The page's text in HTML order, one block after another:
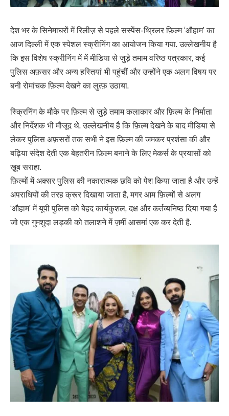
देश भर के सिनेमाघरों में रिलीज़ से पहले सस्पेंस-थ्रिलर फ़िल्म ‘औहाम’ का
आज दिल्ली में एक स्पेशल स्क्रीनिंग का आयोजन किया गया. उल्लेखनीय है
कि इस विशेष स्क्रीनिंग में में मीडिया से जुड़े तमाम वरिष्ठ पत्रकार, कई
पुलिस अफ़सर और अन्य हस्तियां भी पहुंचीं और उन्होंने एक अलग विषय पर
बनी रोमांचक फ़िल्म देखने का लुत्फ़ उठाया.
स्क्रिनिंग के मौके पर फ़िल्म से जुड़े तमाम कलाकार और फ़िल्म के निर्माता
और निर्देशक भी मौजूद थे. उल्लेखनीय है कि फ़िल्म देखने के बाद मीडिया से
लेकर पुलिस अफ़सरों तक सभी ने इस फ़िल्म की जमकर प्रशंसा की और
बढ़िया संदेश देती एक बेहतरीन फ़िल्म बनाने के लिए मेकर्स के प्रयासों को
ख़ूब सराहा.
फ़िल्मों में अक्सर पुलिस की नकारात्मक छवि को पेश किया जाता है और उन्हें
अपराधियों की तरह क्रूर दिखाया जाता है, मगर आम फ़िल्मों से अलग
‘औहाम’ में यूपी पुलिस को बेहद कार्यकुशल, दक्ष और कर्तव्यनिष्ठ दिया गया है
जो एक गुमशुदा लड़की को तलाशने में ज़मीं आसमां एक कर देती है.